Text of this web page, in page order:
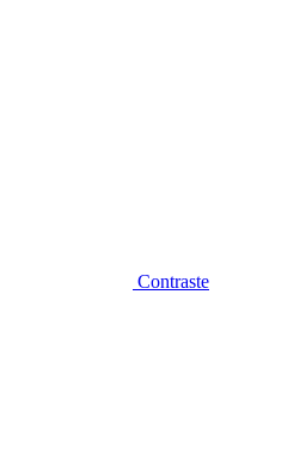
Contraste